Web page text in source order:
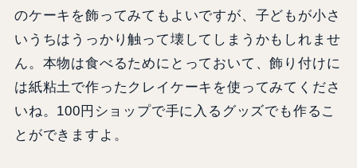
のケーキを飾ってみてもよいですが、子どもが小さ
いうちはうっかり触って壊してしまうかもしれませ
ん。本物は食べるためにとっておいて、飾り付けに
は紙粘土で作ったクレイケーキを使ってみてくださ
いね。100円ショップで手に入るグッズでも作るこ
とができますよ。